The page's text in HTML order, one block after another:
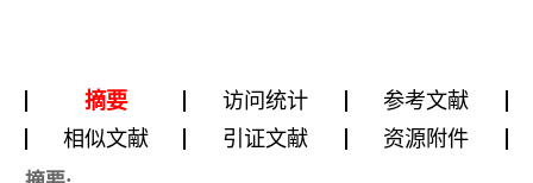
摘要 访问统计
参考文献
相似文献
引证文献 资源附件